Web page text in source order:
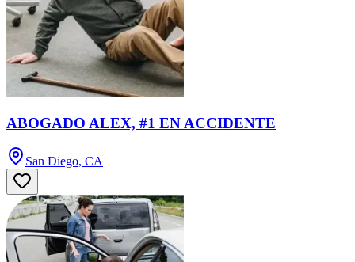
ABOGADO ALEX, #1 EN ACCIDENTE
San Diego, CA